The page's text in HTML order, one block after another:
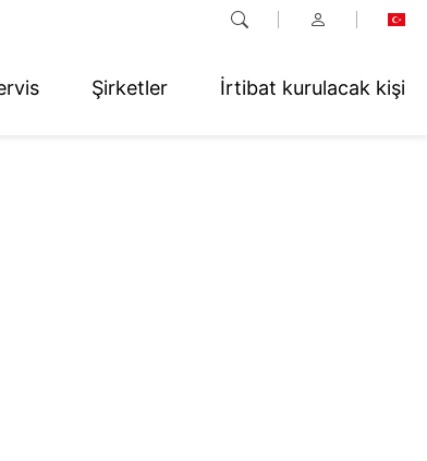
Şirketler İrtibat kurulacak kişi